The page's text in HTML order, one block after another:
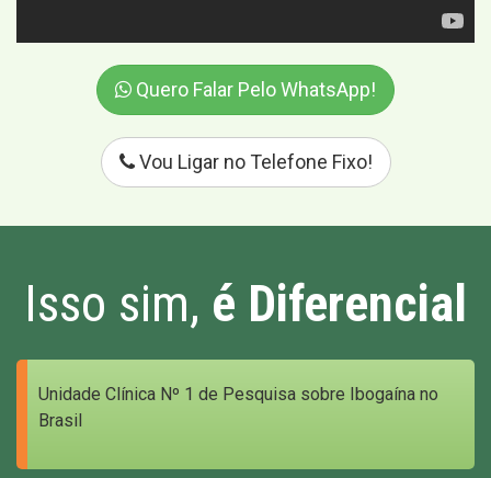
Quero Falar Pelo WhatsApp!
Vou Ligar no Telefone Fixo!
Isso sim, é Diferencial
Unidade Clínica Nº 1 de Pesquisa sobre Ibogaína no
Brasil